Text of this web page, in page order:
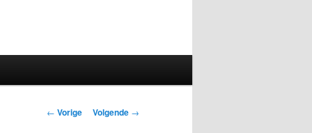
Berichtnavigatie
← Vorige Volgende →